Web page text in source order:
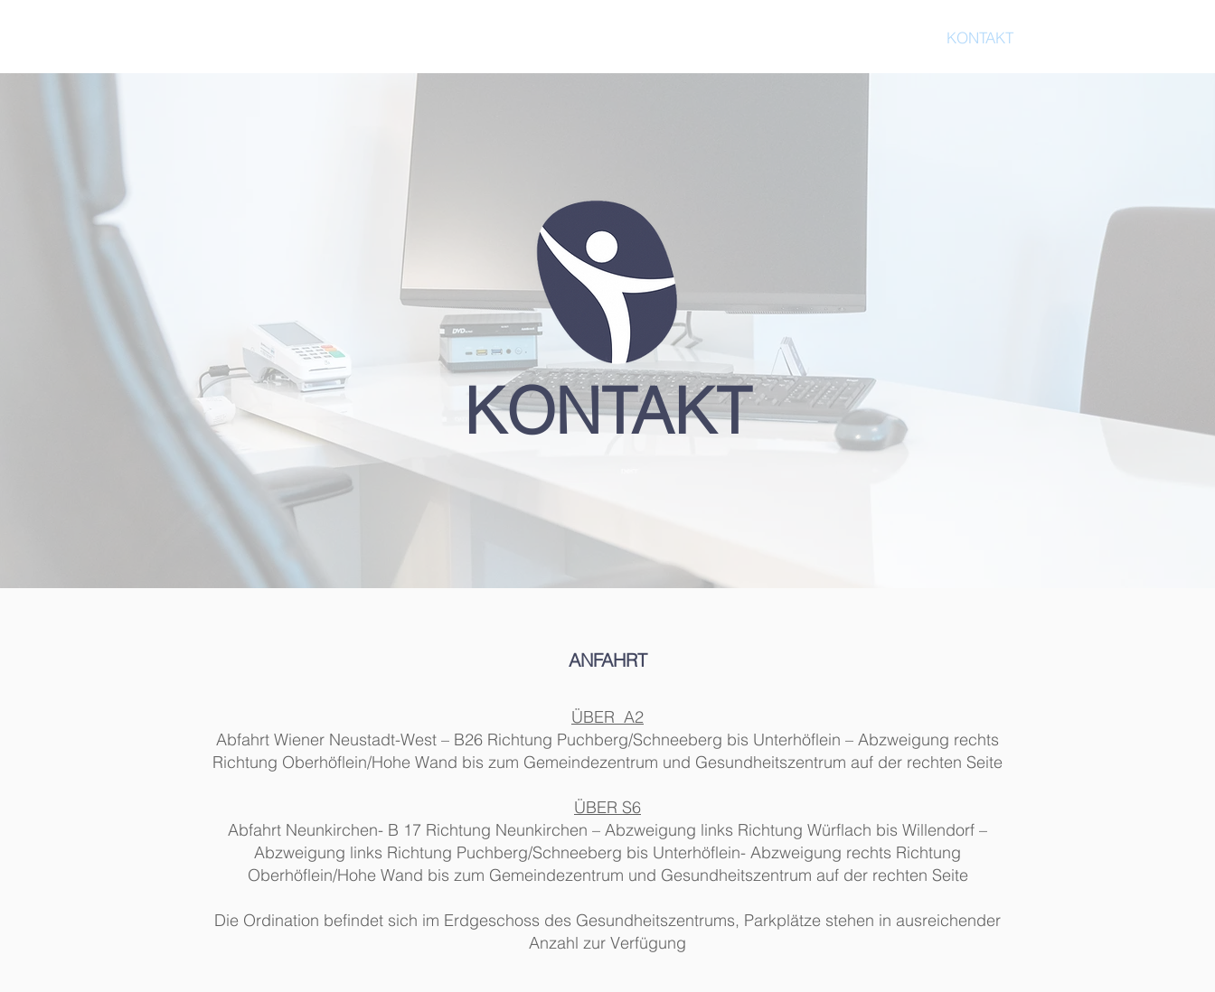
KONTAKT
KONTAKT
ANFAHRT
ÜBER A2
Abfahrt Wiener Neustadt-West – B26 Richtung Puchberg/Schneeberg bis Unterhöflein – Abzweigung rechts
Richtung Oberhöflein/Hohe Wand bis zum Gemeindezentrum und Gesundheitszentrum auf der rechten Seite
ÜBER S6
Abfahrt Neunkirchen- B 17 Richtung Neunkirchen – Abzweigung links Richtung Würflach bis Willendorf –
Abzweigung links Richtung Puchberg/Schneeberg bis Unterhöflein- Abzweigung rechts Richtung
Oberhöflein/Hohe Wand bis zum Gemeindezentrum und Gesundheitszentrum auf der rechten Seite
Die Ordination befindet sich im Erdgeschoss des Gesundheitszentrums, Parkplätze stehen in ausreichender
Anzahl zur Verfügung